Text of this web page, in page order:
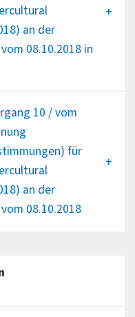
an der
08.10.2018 in
10 / vom
für
an der
08.10.2018